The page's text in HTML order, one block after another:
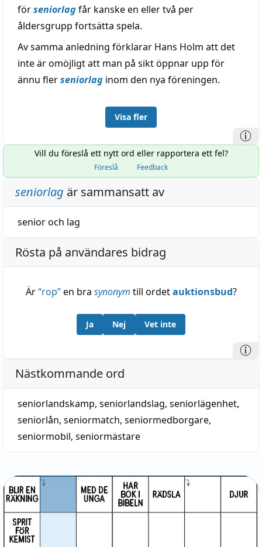
förseniorlagfår kanske en eller två per
åldersgrupp fortsätta spela.
Av samma anledning förklarar Hans Holm att det
inte är omöjligt att man på sikt öppnar upp för
ännu flerseniorlag inom den nya föreningen.
Visa fler
Vill du föreslå ett nytt ord eller rapportera ett fel?
Föreslå Feedback
seniorlag är sammansatt av
senioroch lag
Rösta på användares bidrag
Är“rop”en bra synonym till ordetauktionsbud?
Ja Nej Vet inte
Nästkommande ord
seniorlandskamp, seniorlandslag, seniorlägenhet,
seniorlån, seniormatch, seniormedborgare,
seniormobil, seniormästare